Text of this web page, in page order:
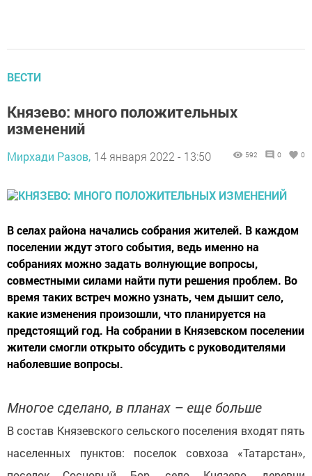
ВЕСТИ
Князево: много положительных
изменений
Мирхади Разов, 14 января 2022 - 13:50 592 0 0
В селах района начались собрания жителей. В каждом
поселении ждут этого события, ведь именно на
собраниях можно задать волнующие вопросы,
совместными силами найти пути решения проблем. Во
время таких встреч можно узнать, чем дышит село,
какие изменения произошли, что планируется на
предстоящий год. На собрании в Князевском поселении
жители смогли открыто обсудить с руководителями
наболевшие вопросы.
Многое сделано, в планах – еще больше
В состав Князевского сельского поселения входят пять
населенных пунктов: поселок совхоза «Татарстан»,